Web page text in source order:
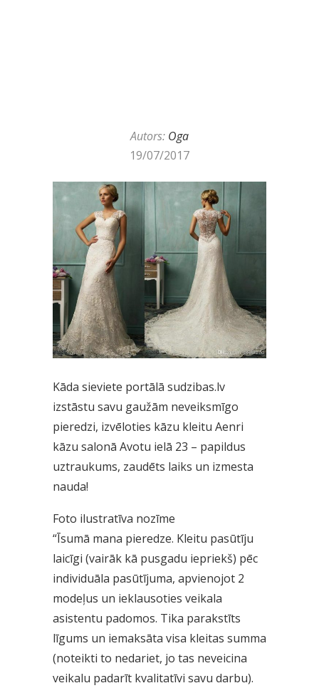
Autors: Oga
19/07/2017
Kāda sieviete portālā sudzibas.lv
izstāstu savu gaužām neveiksmīgo
pieredzi, izvēloties kāzu kleitu Aenri
kāzu salonā Avotu ielā 23 – papildus
uztraukums, zaudēts laiks un izmesta
nauda!
Foto ilustratīva nozīme
“Īsumā mana pieredze. Kleitu pasūtīju
laicīgi (vairāk kā pusgadu iepriekš) pēc
individuāla pasūtījuma, apvienojot 2
modeļus un ieklausoties veikala
asistentu padomos. Tika parakstīts
līgums un iemaksāta visa kleitas summa
(noteikti to nedariet, jo tas neveicina
veikalu padarīt kvalitatīvi savu darbu).